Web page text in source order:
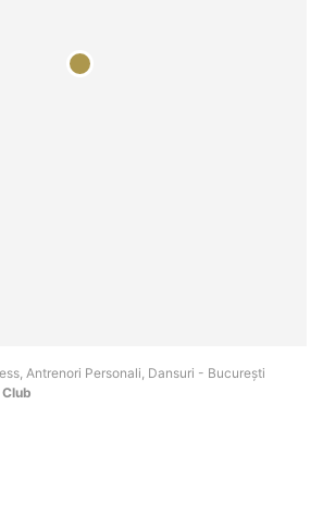
Antrenori Personali, Dansuri - Bucureşti